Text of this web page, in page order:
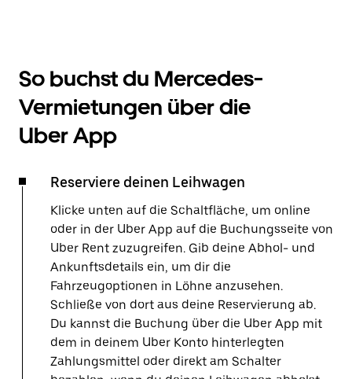
So buchst du Mercedes-
Vermietungen über die
Uber App
Reserviere deinen Leihwagen
Klicke unten auf die Schaltfläche, um online
oder in der Uber App auf die Buchungsseite von
Uber Rent zuzugreifen. Gib deine Abhol- und
Ankunftsdetails ein, um dir die
Fahrzeugoptionen in Löhne anzusehen.
Schließe von dort aus deine Reservierung ab.
Du kannst die Buchung über die Uber App mit
dem in deinem Uber Konto hinterlegten
Zahlungsmittel oder direkt am Schalter